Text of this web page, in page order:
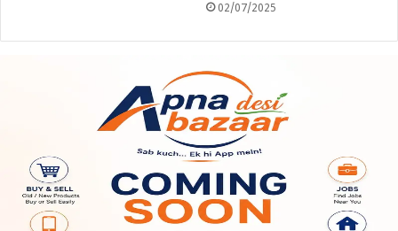
02/07/2025